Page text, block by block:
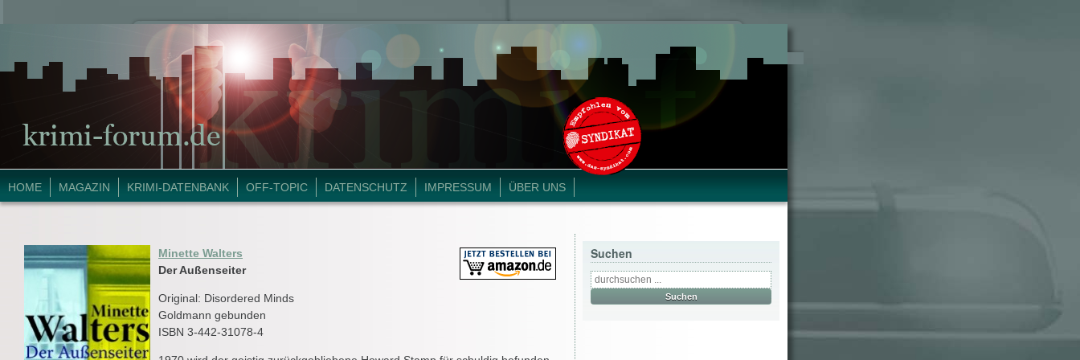
HOME MAGAZIN KRIMI-DATENBANK OFF-TOPIC DATENSCHUTZ IMPRESSUM ÜBER UNS
Minette Walters
Der Außenseiter
Original: Disordered Minds
Goldmann gebunden
ISBN 3-442-31078-4
Suchen